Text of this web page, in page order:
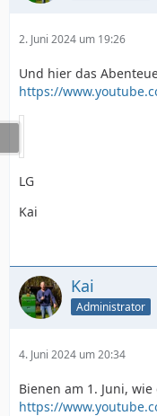
2. Juni 2024 um 19:26
Und hier das
https://
LG
Kai
Kai
Administrator
4. Juni 2024 um 20:34
Bienen am 1. Juni,
https://